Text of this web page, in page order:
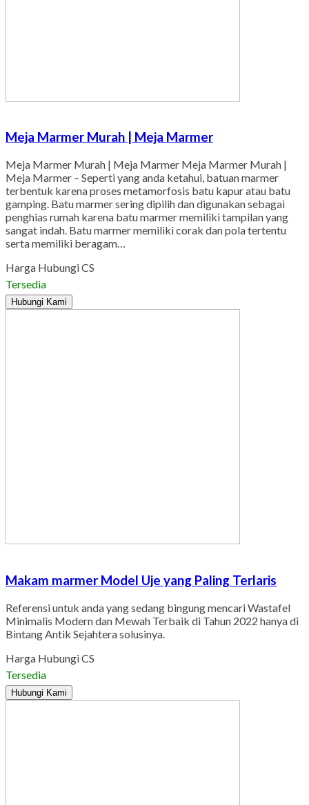
Meja Marmer Murah | Meja Marmer
Meja Marmer Murah | Meja Marmer Meja Marmer Murah |
Meja Marmer – Seperti yang anda ketahui, batuan marmer
terbentuk karena proses metamorfosis batu kapur atau batu
gamping. Batu marmer sering dipilih dan digunakan sebagai
penghias rumah karena batu marmer memiliki tampilan yang
sangat indah. Batu marmer memiliki corak dan pola tertentu
serta memiliki beragam…
Harga Hubungi CS
Tersedia
Hubungi Kami
Makam marmer Model Uje yang Paling Terlaris
Referensi untuk anda yang sedang bingung mencari Wastafel
Minimalis Modern dan Mewah Terbaik di Tahun 2022 hanya di
Bintang Antik Sejahtera solusinya.
Harga Hubungi CS
Tersedia
Hubungi Kami